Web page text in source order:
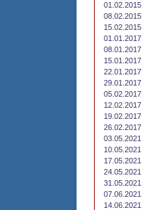
01.02.2015
08.02.2015
15.02.2015
01.01.2017
08.01.2017
15.01.2017
22.01.2017
29.01.2017
05.02.2017
12.02.2017
19.02.2017
26.02.2017
03.05.2021
10.05.2021
17.05.2021
24.05.2021
31.05.2021
07.06.2021
14.06.2021